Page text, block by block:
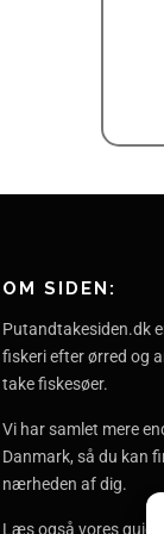
OM SIDEN:
Putandtakesiden.dk
fiskeri efter ørred og
take fiskesøer.
Vi har samlet mere
Danmark, så du kan
nærheden af dig.
Læs også vores